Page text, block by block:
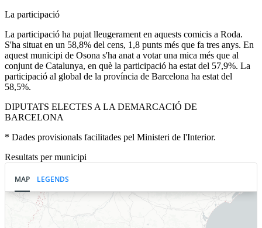
La participació
La participació ha pujat lleugerament en aquests comicis a Roda.
S'ha situat en un 58,8% del cens, 1,8 punts més que fa tres anys. En
aquest municipi de Osona s'ha anat a votar una mica més que al
conjunt de Catalunya, en què la participació ha estat del 57,9%. La
participació al global de la província de Barcelona ha estat del
58,5%.
DIPUTATS ELECTES A LA DEMARCACIÓ DE
BARCELONA
* Dades provisionals facilitades pel Ministeri de l'Interior.
Resultats per municipi